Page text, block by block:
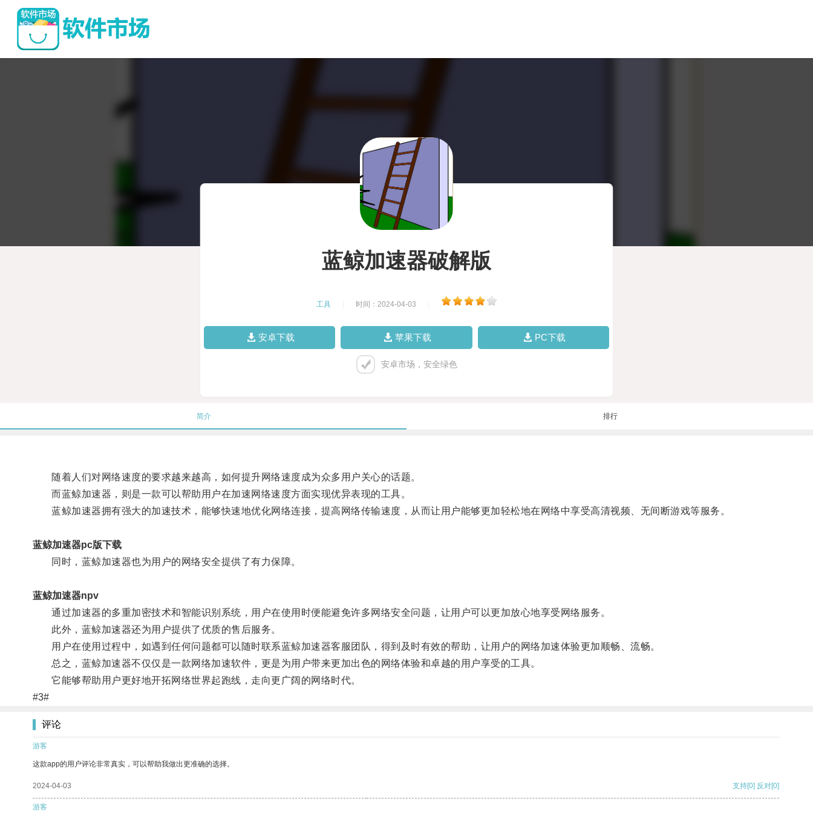
蓝鲸加速器破解版
工具 时间：2024-04-03
安卓下载 苹果下载 PC下载
安卓市场，安全绿色
简介 排行
随着人们对网络速度的要求越来越高，如何提升网络速度成为众多用户关心的话题。
而蓝鲸加速器，则是一款可以帮助用户在加速网络速度方面实现优异表现的工具。
蓝鲸加速器拥有强大的加速技术，能够快速地优化网络连接，提高网络传输速度，从而让用户能够更加轻松地在网络中享受高清视频、无间断游戏等服务。
蓝鲸加速器pc版下载
同时，蓝鲸加速器也为用户的网络安全提供了有力保障。
蓝鲸加速器npv
通过加速器的多重加密技术和智能识别系统，用户在使用时便能避免许多网络安全问题，让用户可以更加放心地享受网络服务。
此外，蓝鲸加速器还为用户提供了优质的售后服务。
用户在使用过程中，如遇到任何问题都可以随时联系蓝鲸加速器客服团队，得到及时有效的帮助，让用户的网络加速体验更加顺畅、流畅。
总之，蓝鲸加速器不仅仅是一款网络加速软件，更是为用户带来更加出色的网络体验和卓越的用户享受的工具。
它能够帮助用户更好地开拓网络世界起跑线，走向更广阔的网络时代。
#3#
评论
游客
这款app的用户评论非常真实，可以帮助我做出更准确的选择。
2024-04-03 支持[0] 反对[0]
游客